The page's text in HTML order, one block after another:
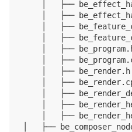
│   ├──
│   ├──
│   ├──
│   ├──
│   ├──
│   ├──
│   ├── be_render.h
│   ├──
│   ├──
│   ├──
│   ├──
│   ├──